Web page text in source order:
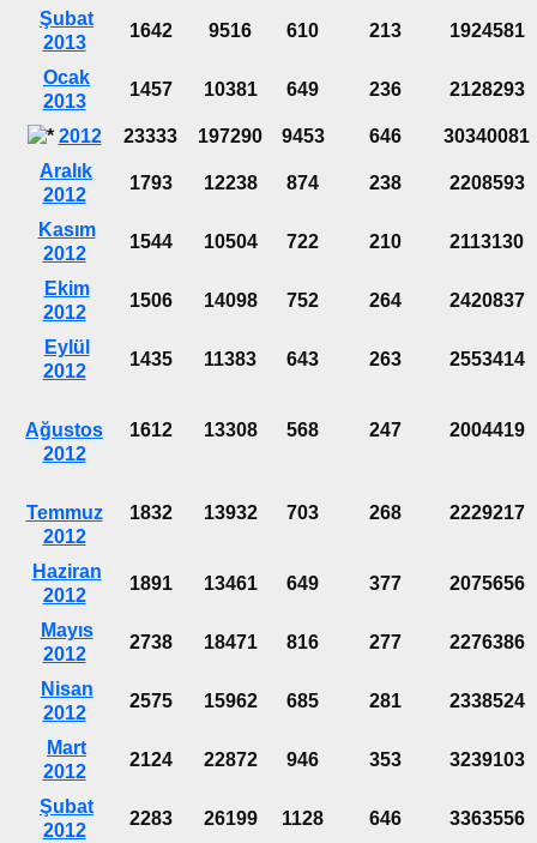
Şubat
2013
1642 9516 610 213 1924581
Ocak
2013
1457 10381 649 236 2128293
2012 23333 197290 9453 646
30340081
Aralık
2012
1793 12238 874 238 2208593
Kasım
2012
1544 10504 722 210 2113130
Ekim
2012
1506 14098 752 264 2420837
Eylül
2012
1435 11383 643 263 2553414
Ağustos
2012
1612 13308 568 247 2004419
Temmuz
2012
1832 13932 703 268 2229217
Haziran
2012
1891 13461 649 377 2075656
Mayıs
2012
2738 18471 816 277 2276386
Nisan
2012
2575 15962 685 281 2338524
Mart
2012
2124 22872 946 353 3239103
Şubat
2012
2283 26199 1128 646 3363556